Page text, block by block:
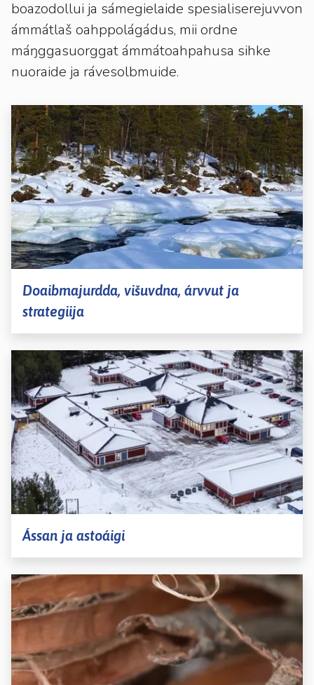
pyyhkäisyliikkeitä.
boazodollui ja sámegielaide spesialiserejuvvon
ámmátlaš oahppolágádus, mii ordne
máŋggasuorggat ámmátoahpahusa sihke
nuoraide ja rávesolbmuide.
Doaibmajurdda, višuvdna, árvvut ja
strategiija
Ássan ja astoáigi